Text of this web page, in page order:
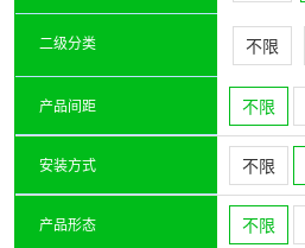
二级分类 不限
产品间距 不限
安装方式 不限
产品形态 不限